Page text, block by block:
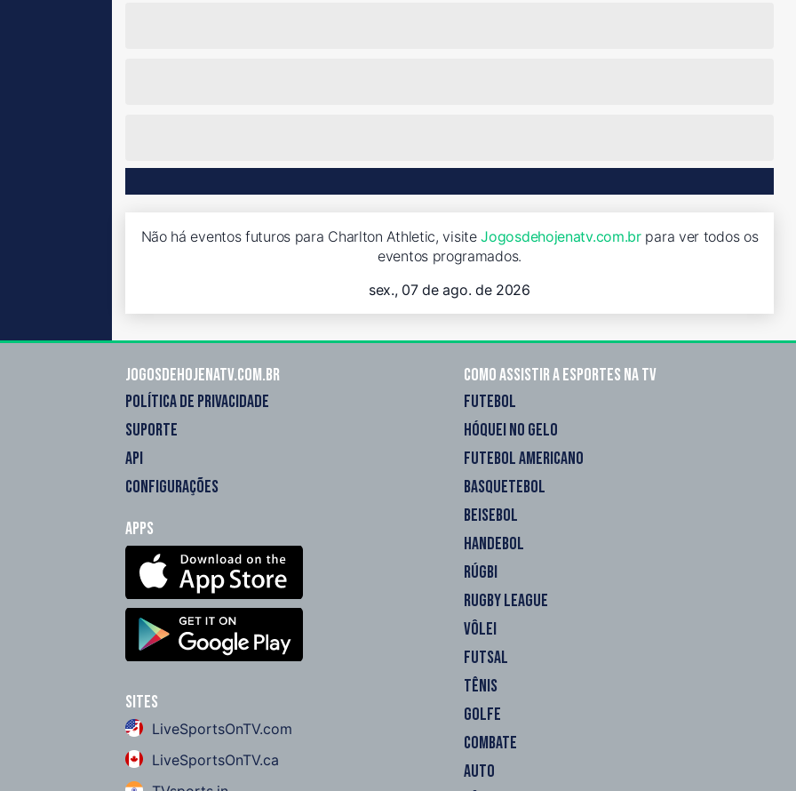
Não há eventos futuros para Charlton Athletic, visiteJogosdehojenatv.com.brpara ver todos os
eventos programados.
sex., 07 de ago. de 2026
Jogosdehojenatv.com.br
POLÍTICA DE PRIVACIDADE
SUPORTE
API
CONFIGURAÇÕES
Apps
Sites
LiveSportsOnTV.com
LiveSportsOnTV.ca
Como assistir a esportes na TV
FUTEBOL
HÓQUEI NO GELO
FUTEBOL AMERICANO
BASQUETEBOL
BEISEBOL
HANDEBOL
RÚGBI
RUGBY LEAGUE
VÔLEI
FUTSAL
TÊNIS
GOLFE
COMBATE
AUTO